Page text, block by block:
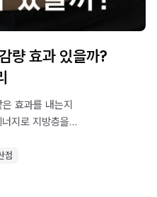
량 효과 있을까?
효과를 내는지
지로 지방층을
점